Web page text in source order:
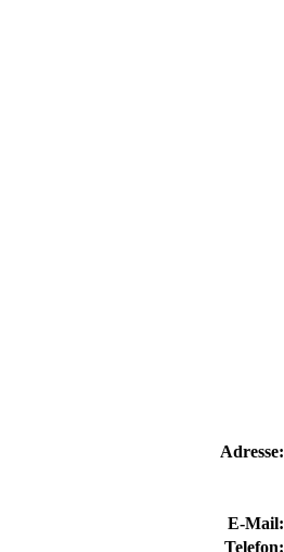
Adresse:
E-Mail:
Telefon: